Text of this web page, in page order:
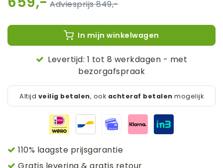
849,-
In mijn winkelwagen
Levertijd: 1 tot 8 werkdagen - met
bezorgafspraak
Altijd veilig betalen, ook achteraf betalen mogelijk
110% laagste prijsgarantie